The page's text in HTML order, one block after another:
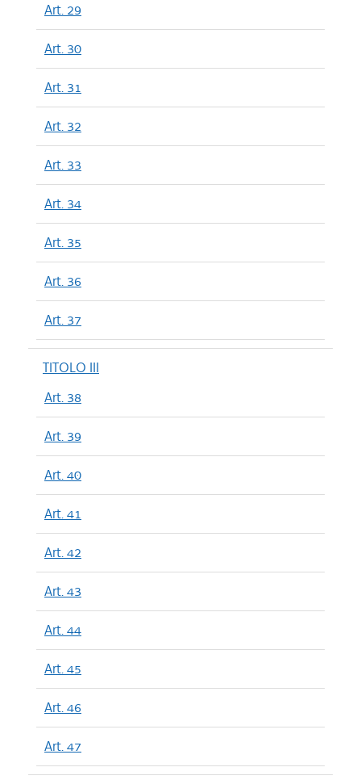
Art. 29
Art. 30
Art. 31
Art. 32
Art. 33
Art. 34
Art. 35
Art. 36
Art. 37
TITOLO III
Art. 38
Art. 39
Art. 40
Art. 41
Art. 42
Art. 43
Art. 44
Art. 45
Art. 46
Art. 47